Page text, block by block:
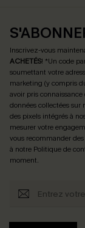
Inscrivez-vous
ACHETÉS! *Un code
soumettant votre
marketing (y compris
avoir pris connaissance
données collectées sur
des pixels intégrés à
mesurer votre
vous recommander
à notre Politique de
moment.